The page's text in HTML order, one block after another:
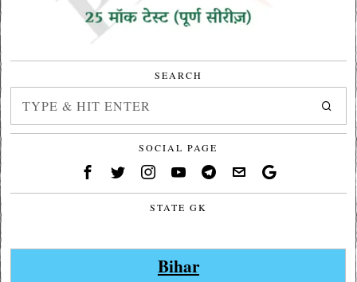
SEARCH
SOCIAL PAGE
STATE GK
Bihar